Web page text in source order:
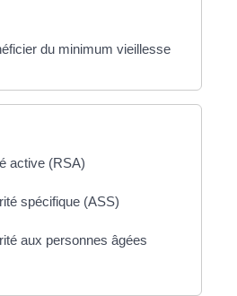
du minimum vieillesse
active (RSA)
spécifique (ASS)
aux personnes âgées